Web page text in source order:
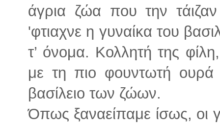
άγρια ζώα που την
'φτιαχνε η γυναίκα του
τ’ όνομα. Κολλητή της
με τη πιο φουντωτή ουρά
βασίλειο των ζώων.
Όπως ξαναείπαμε ίσως, οι